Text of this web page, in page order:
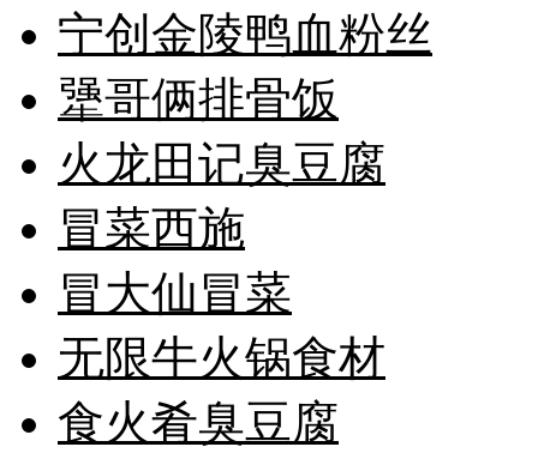
宁创金陵鸭血粉丝
犟哥俩排骨饭
火龙田记臭豆腐
冒菜西施
冒大仙冒菜
无限牛火锅食材
食火肴臭豆腐